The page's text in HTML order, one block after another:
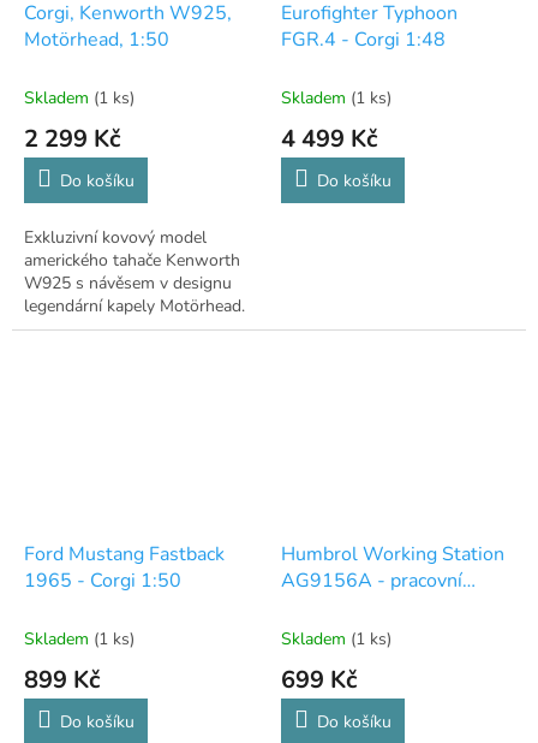
Corgi, Kenworth W925,
Motörhead, 1:50
Skladem (1 ks)
2 299 Kč
Do košíku
Exkluzivní kovový model
amerického tahače Kenworth
W925 s návěsem v designu
legendární kapely Motörhead.
Měřítko 1:50.
Eurofighter Typhoon
FGR.4 - Corgi 1:48
Skladem (1 ks)
4 499 Kč
Do košíku
Ford Mustang Fastback
1965 - Corgi 1:50
Skladem (1 ks)
899 Kč
Do košíku
Humbrol Working Station
AG9156A - pracovní
Skladem (1 ks)
699 Kč
Do košíku